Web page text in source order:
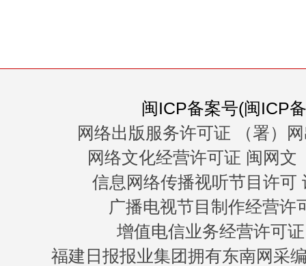
闽ICP备案号(闽ICP
网络出版服务许可证 （署）
网络文化经营许可证 闽网文
信息网络传播视听节目许可
广播电视节目制作经营许
增值电信业务经营许可
福建日报报业集团拥有东南网采